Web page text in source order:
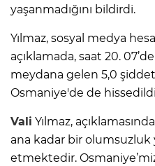
yaşanmadığını bildirdi.
Yılmaz, sosyal medya
açıklamada, saat 20. 07’de
meydana gelen 5,0
Osmaniye'de de
Vali Yılmaz,
ana kadar bir
etmektedir.